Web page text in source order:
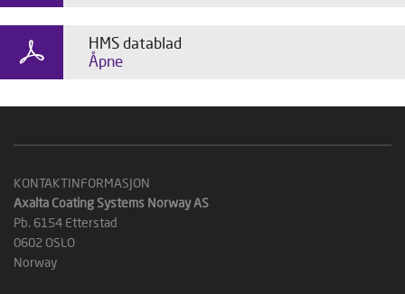
HMS datablad
Åpne
KONTAKTINFORMASJON
Axalta Coating Systems Norway AS
Pb. 6154 Etterstad
0602 OSLO
Norway